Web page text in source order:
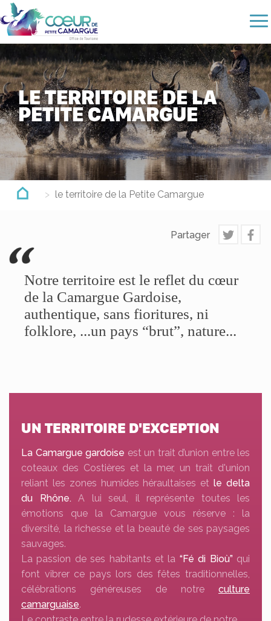
Aller
au
contenu
principal
LE TERRITOIRE DE LA
PETITE CAMARGUE
le territoire de la Petite Camargue
Partager
Notre territoire est le reflet du cœur
de la Camargue Gardoise,
authentique, sans fioritures, ni
folklore, ...un pays “brut”, nature...
UN TERRITOIRE D'EXCEPTION
La Camargue gardoise est un trait d’union entre les
coteaux des Costières et la mer, un trait d'union
reliant les zones humides héraultaises etle delta
du Rhône. A lui seul, il représente toutes les
émotions que la Camargue vous réserve : la
diversité, la richesse et la beauté de ses paysages
sauvages.
La passion de ses habitants et la “Fé di Bioù”qui
font vibrer ce pays lors des fêtes traditionnelles,
célébrations généreuses de notre culture
camarguaise.